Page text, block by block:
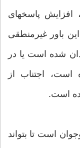
افزایش پاسخهای
باور غیرمنطقی
شده است یا در
است، اجتناب از
است.
است تا بتواند